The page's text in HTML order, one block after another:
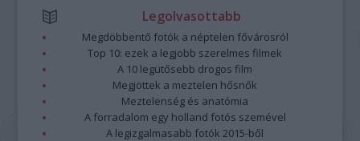
Legolvasottabb
Megdöbbentő fotók a néptelen fővárosról
Top 10: ezek a legjobb szerelmes filmek
A 10 legütősebb drogos film
Megjöttek a meztelen hősnők
Meztelenség és anatómia
A forradalom egy holland fotós szemével
A legizgalmasabb fotók 2015-ből